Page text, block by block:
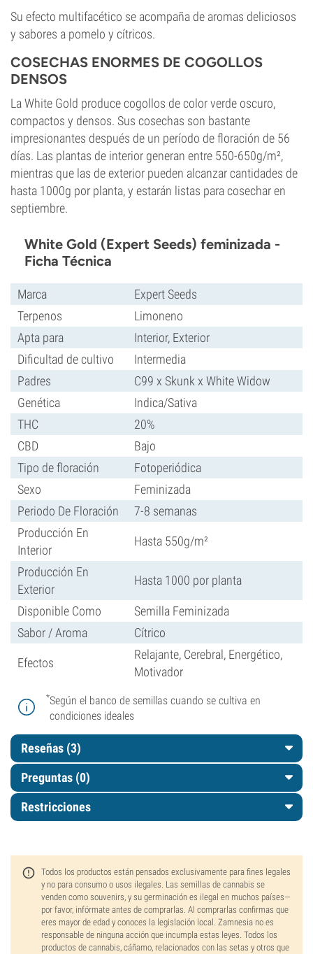
Su efecto multifacético se acompaña de aromas deliciosos
y sabores a pomelo y cítricos.
COSECHAS ENORMES DE COGOLLOS
DENSOS
La White Gold produce cogollos de color verde oscuro,
compactos y densos. Sus cosechas son bastante
impresionantes después de un período de floración de 56
días. Las plantas de interior generan entre 550-650g/m²,
mientras que las de exterior pueden alcanzar cantidades de
hasta 1000g por planta, y estarán listas para cosechar en
septiembre.
White Gold (Expert Seeds) feminizada -
Ficha Técnica
Marca
Expert Seeds
Terpenos
Limoneno
Apta para
Interior, Exterior
Dificultad de cultivo
Intermedia
Padres
C99 x Skunk x White Widow
Genética
Indica/Sativa
THC
20%
CBD
Bajo
Tipo de floración
Fotoperiódica
Sexo
Feminizada
Periodo De Floración
7-8 semanas
Producción En
Interior
Hasta 550g/m²
Producción En
Exterior
Hasta 1000 por planta
Disponible Como
Semilla Feminizada
Sabor / Aroma
Cítrico
Efectos
Relajante, Cerebral, Energético,
Motivador
*Según el banco de semillas cuando se cultiva en
condiciones ideales
Reseñas (3)
Preguntas (0)
Restricciones
Todos los productos están pensados exclusivamente para fines legales
y no para consumo o usos ilegales. Las semillas de cannabis se
venden como souvenirs, y su germinación es ilegal en muchos países—
por favor, infórmate antes de comprarlas. Al comprarlas confirmas que
eres mayor de edad y conoces la legislación local. Zamnesia no es
responsable de ninguna acción que incumpla estas leyes. Todos los
productos de cannabis, cáñamo, relacionados con las setas y otros que